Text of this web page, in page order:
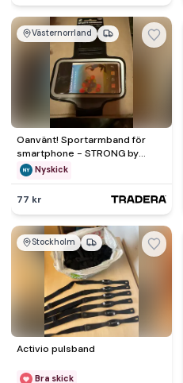
Västernorrland
Oanvänt! Sportarmband för
smartphone - STRONG by
Sweden
Nyskick
77 kr
Stockholm
Activio pulsband
Bra skick